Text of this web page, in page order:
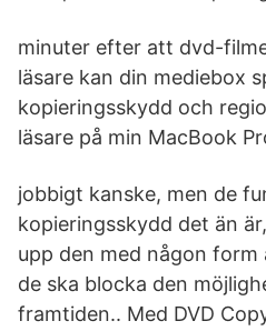
minuter efter att dvd-
läsare kan din mediebox
kopieringsskydd och
läsare på min MacBook
jobbigt kanske, men de
kopieringsskydd det än
upp den med någon form
de ska blocka den
framtiden.. Med DVD